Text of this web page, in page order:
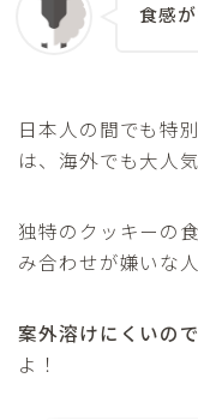
食感
日本人の間でも特
は、海外でも大人
独特のクッキーの
み合わせが嫌いな
案外溶けにくいの
よ！